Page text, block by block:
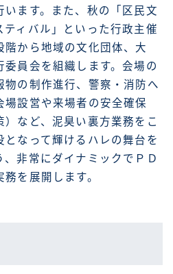
います。また、秋の「区民文
ィバル」といった行政主催
階から地域の文化団体、大
員会を組織します。会場の
物の制作進行、警察・消防へ
場設営や来場者の安全確保
）など、泥臭い裏方業務をこ
なって輝けるハレの舞台を
、非常にダイナミックでＰＤ
を展開します。